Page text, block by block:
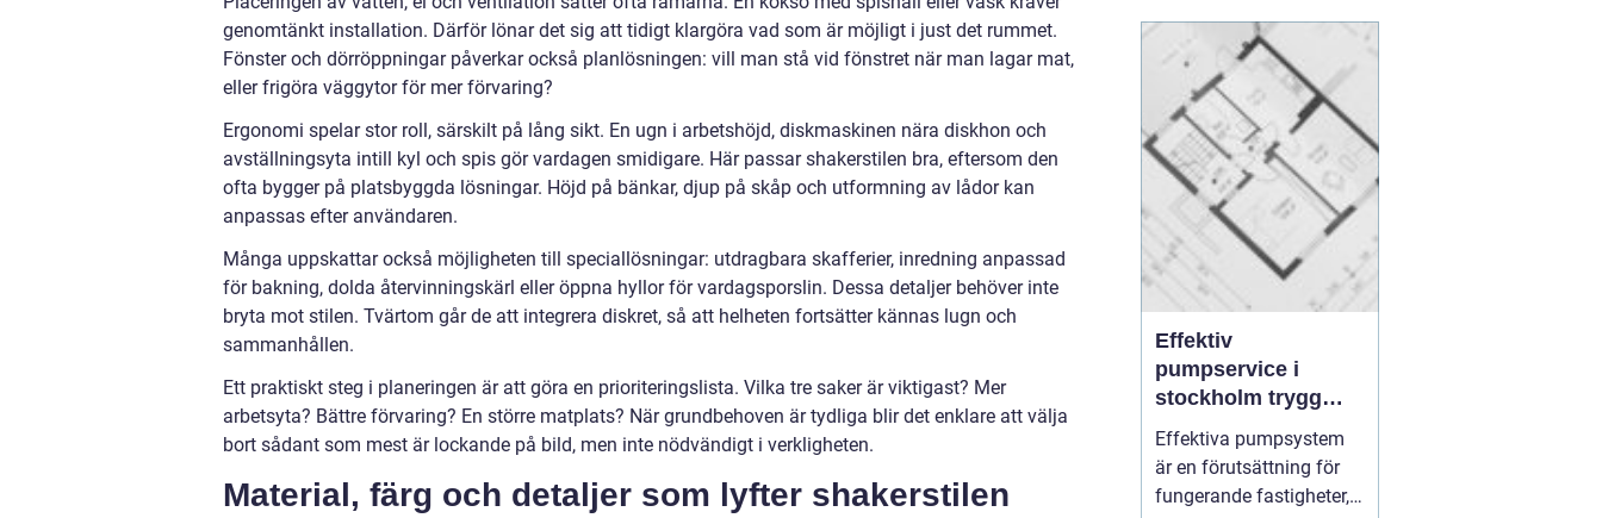
genomtänkt installation. Därför lönar det sig att tidigt klargöra vad som är möjligt i just det rummet.
Fönster och dörröppningar påverkar också planlösningen: vill man stå vid fönstret när man lagar mat,
eller frigöra väggytor för mer förvaring?
Ergonomi spelar stor roll, särskilt på lång sikt. En ugn i arbetshöjd, diskmaskinen nära diskhon och
avställningsyta intill kyl och spis gör vardagen smidigare. Här passar shakerstilen bra, eftersom den
ofta bygger på platsbyggda lösningar. Höjd på bänkar, djup på skåp och utformning av lådor kan
anpassas efter användaren.
Många uppskattar också möjligheten till speciallösningar: utdragbara skafferier, inredning anpassad
för bakning, dolda återvinningskärl eller öppna hyllor för vardagsporslin. Dessa detaljer behöver inte
bryta mot stilen. Tvärtom går de att integrera diskret, så att helheten fortsätter kännas lugn och
sammanhållen.
Ett praktiskt steg i planeringen är att göra en prioriteringslista. Vilka tre saker är viktigast? Mer
arbetsyta? Bättre förvaring? En större matplats? När grundbehoven är tydliga blir det enklare att välja
bort sådant som mest är lockande på bild, men inte nödvändigt i verkligheten.
Material, färg och detaljer som lyfter shakerstilen
resultatet avgörs av
formen.gjutformar för
betong ...
Effektiv
pumpservice i
stockholm trygg
drift utan avbrott
Effektiva pumpsystem
är en förutsättning för
fungerande fastigheter,